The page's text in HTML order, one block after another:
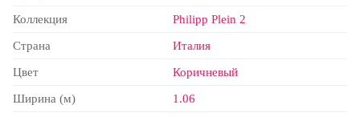
Коллекция Philipp Plein 2
Страна Италия
Цвет Коричневый
Ширина (м) 1.06